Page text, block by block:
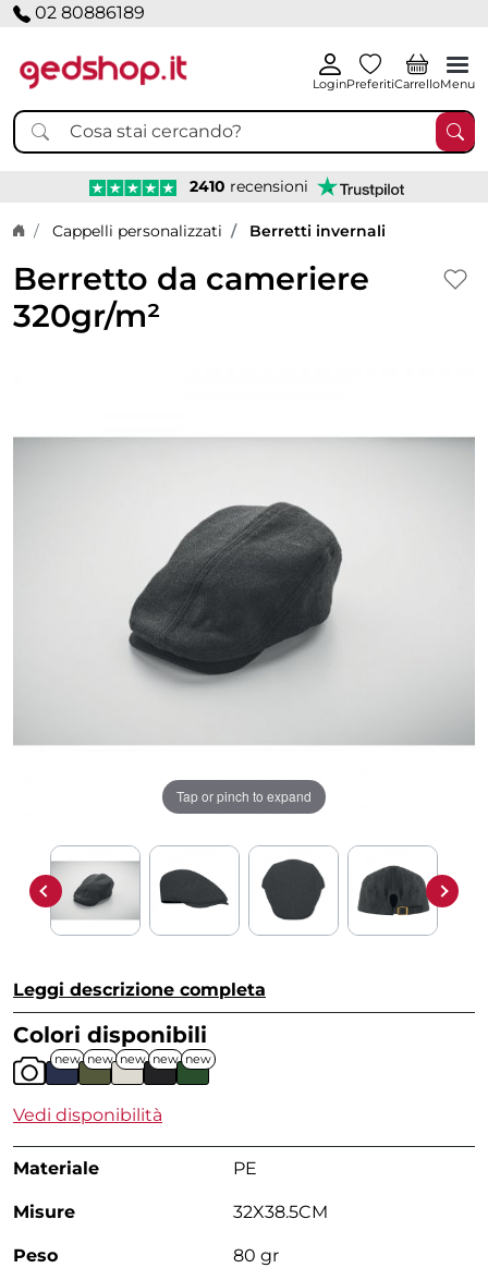
02 80886189
LoginPreferitiCarrelloMenu
2410 recensioni
Home page
Cappelli personalizzati Berretti invernali
Berretto da cameriere
320gr/m²
Tap or pinch to expand
Leggi descrizione completa
Colori disponibili
new new new new new
Vedi disponibilità
Materiale PE
Misure 32X38.5CM
Peso 80 gr